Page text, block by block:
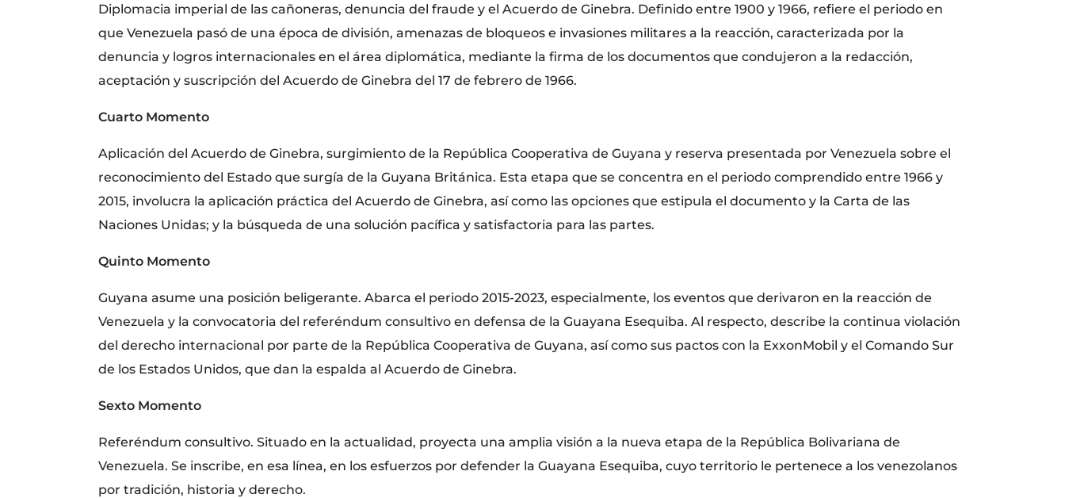
Diplomacia imperial de las cañoneras, denuncia del fraude y el Acuerdo de Ginebra. Definido entre 1900 y 1966, refiere el periodo en
que Venezuela pasó de una época de división, amenazas de bloqueos e invasiones militares a la reacción, caracterizada por la
denuncia y logros internacionales en el área diplomática, mediante la firma de los documentos que condujeron a la redacción,
aceptación y suscripción del Acuerdo de Ginebra del 17 de febrero de 1966.
Cuarto Momento
Aplicación del Acuerdo de Ginebra, surgimiento de la República Cooperativa de Guyana y reserva presentada por Venezuela sobre el
reconocimiento del Estado que surgía de la Guyana Británica. Esta etapa que se concentra en el periodo comprendido entre 1966 y
2015, involucra la aplicación práctica del Acuerdo de Ginebra, así como las opciones que estipula el documento y la Carta de las
Naciones Unidas; y la búsqueda de una solución pacífica y satisfactoria para las partes.
Quinto Momento
Guyana asume una posición beligerante. Abarca el periodo 2015-2023, especialmente, los eventos que derivaron en la reacción de
Venezuela y la convocatoria del referéndum consultivo en defensa de la Guayana Esequiba. Al respecto, describe la continua violación
del derecho internacional por parte de la República Cooperativa de Guyana, así como sus pactos con la ExxonMobil y el Comando Sur
de los Estados Unidos, que dan la espalda al Acuerdo de Ginebra.
Sexto Momento
Referéndum consultivo. Situado en la actualidad, proyecta una amplia visión a la nueva etapa de la República Bolivariana de
Venezuela. Se inscribe, en esa línea, en los esfuerzos por defender la Guayana Esequiba, cuyo territorio le pertenece a los venezolanos
por tradición, historia y derecho.